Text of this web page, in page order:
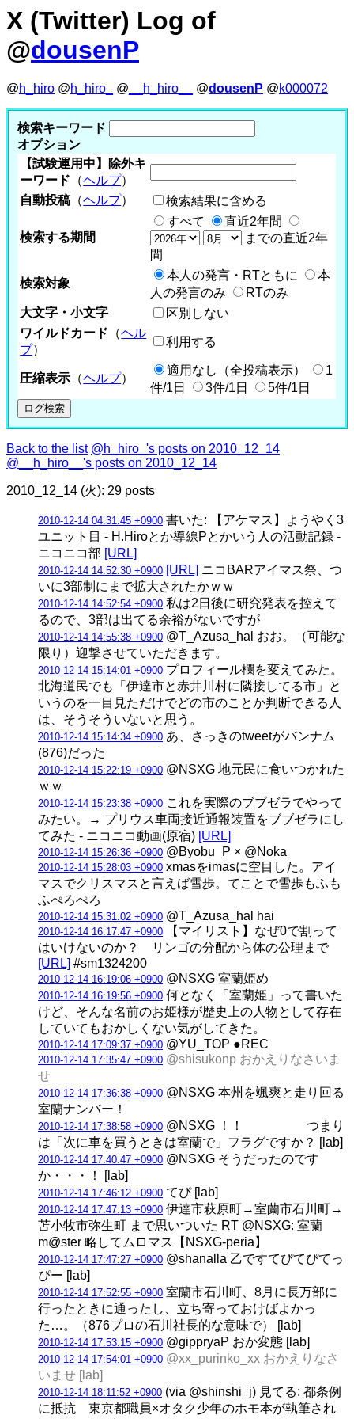
X (Twitter) Log of
@dousenP
@h_hiro @h_hiro_ @ __h_hiro__ @dousenP @k000072
検索キーワード
オプション
【試験運用中】除外キ
ーワード （ヘルプ）
自動投稿 （ヘルプ） 検索結果に含める
検索する期間
すべて
直近2年間
までの直近2年
間
検索対象
本人の発言・RTともに
本
人の発言のみ
RTのみ
大文字・小文字
区別しない
ワイルドカード （ヘル
プ）
利用する
圧縮表示 （ヘルプ）
適用なし（全投稿表示）
1
件/1日
3件/1日 5件/1日
Back to the list @h_hiro_'s posts on 2010_12_14
@__h_hiro__'s posts on 2010_12_14
2010_12_14 (火): 29 posts
2010-12-14 04:31:45 +0900 書いた: 【アケマス】ようやく3
ユニット目 - H.Hiroとか導線Pとかいう人の活動記録 -
ニコニコ部 [URL]
2010-12-14 14:52:30 +0900 [URL] ニコBARアイマス祭、つ
いに3部制にまで拡大されたかｗｗ
2010-12-14 14:52:54 +0900 私は2日後に研究発表を控えて
るので、3部は出てる余裕がないですが
2010-12-14 14:55:38 +0900 @T_Azusa_hal おお。（可能な
限り）迎撃させていただきます。
2010-12-14 15:14:01 +0900 プロフィール欄を変えてみた。
北海道民でも「伊達市と赤井川村に隣接してる市」と
いうのを一目見ただけでどの市のことか判断できる人
は、そうそういないと思う。
2010-12-14 15:14:34 +0900 あ、さっきのtweetがバンナム
(876)だった
2010-12-14 15:22:19 +0900 @NSXG 地元民に食いつかれた
ｗｗ
2010-12-14 15:23:38 +0900 これを実際のブブゼラでやって
みたい。→ プリウス車両接近通報装置をブブゼラにし
てみた ‐ ニコニコ動画(原宿) [URL]
2010-12-14 15:26:36 +0900 @Byobu_P × @Noka
2010-12-14 15:28:03 +0900 xmasをimasに空目した。アイ
マスでクリスマスと言えば雪歩。てことで雪歩もふも
ふぺろぺろ
2010-12-14 15:31:02 +0900 @T_Azusa_hal hai
2010-12-14 16:17:47 +0900 【マイリスト】なぜ0で割って
はいけないのか？ リンゴの分配から体の公理まで
[URL] #sm1324200
2010-12-14 16:19:06 +0900 @NSXG 室蘭姫め
2010-12-14 16:19:56 +0900 何となく「室蘭姫」って書いた
けど、そんな名前のお姫様が歴史上の人物として存在
していてもおかしくない気がしてきた。
2010-12-14 17:09:37 +0900 @YU_TOP ●REC
2010-12-14 17:35:47 +0900 @shisukonp おかえりなさいま
せ
2010-12-14 17:36:38 +0900 @NSXG 本州を颯爽と走り回る
室蘭ナンバー！
2010-12-14 17:38:58 +0900 @NSXG ！！ つまり
は「次に車を買うときは室蘭で」フラグですか？ [lab]
2010-12-14 17:40:47 +0900 @NSXG そうだったのです
か・・・！ [lab]
2010-12-14 17:46:12 +0900 てぴ [lab]
2010-12-14 17:47:13 +0900 伊達市萩原町→室蘭市石川町→
苫小牧市弥生町 まで思いついた RT @NSXG: 室蘭
m@ster 略してムロマス【NSXG-peria】
2010-12-14 17:47:27 +0900 @shanalla 乙ですてぴてぴてっ
ぴー [lab]
2010-12-14 17:52:55 +0900 室蘭市石川町、8月に長万部に
行ったときに通ったし、立ち寄っておけばよかっ
た…。（876プロの石川社長的な意味で） [lab]
2010-12-14 17:53:15 +0900 @gippryaP おか変態 [lab]
2010-12-14 17:54:01 +0900 @xx_purinko_xx おかえりなさ
いませ [lab]
2010-12-14 18:11:52 +0900 (via @shinshi_j) 見てる: 都条例
に抵抗 東京都職員×オタク少年のホモ本が執筆され